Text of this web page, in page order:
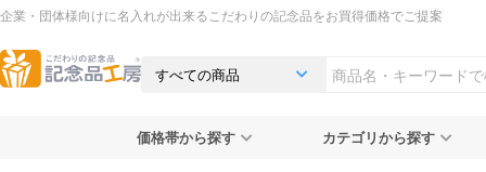
企業・団体様向けに名入れが出来るこだわりの記念品をお買得価格でご提案
価格帯から探す カテゴリから探す